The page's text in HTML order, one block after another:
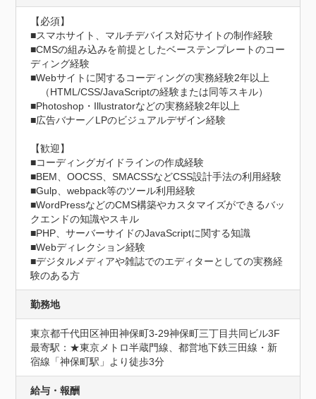
【必須】
■スマホサイト、マルチデバイス対応サイトの制作経験
■CMSの組み込みを前提としたベーステンプレートのコー
ディング経験
■Webサイトに関するコーディングの実務経験2年以上
（HTML/CSS/JavaScriptの経験または同等スキル）
■Photoshop・Illustratorなどの実務経験2年以上
■広告バナー／LPのビジュアルデザイン経験
【歓迎】
■コーディングガイドラインの作成経験
■BEM、OOCSS、SMACSSなどCSS設計手法の利用経験
■Gulp、webpack等のツール利用経験
■WordPressなどのCMS構築やカスタマイズができるバッ
クエンドの知識やスキル
■PHP、サーバーサイドのJavaScriptに関する知識
■Webディレクション経験
■デジタルメディアや雑誌でのエディターとしての実務経
験のある方
勤務地
東京都千代田区神田神保町3-29神保町三丁目共同ビル3F
最寄駅：★東京メトロ半蔵門線、都営地下鉄三田線・新
宿線「神保町駅」より徒歩3分
給与・報酬